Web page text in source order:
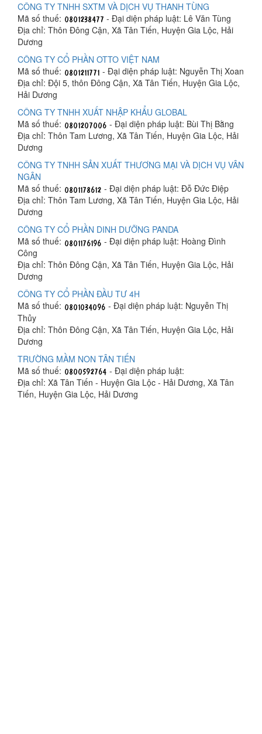
CÔNG TY TNHH SXTM VÀ DỊCH VỤ THANH TÙNG
Mã số thuế:
- Đại diện pháp luật: Lê Văn Tùng
Địa chỉ: Thôn Đông Cận, Xã Tân Tiến, Huyện Gia Lộc, Hải
Dương
CÔNG TY CỔ PHẦN OTTO VIỆT NAM
Mã số thuế:
- Đại diện pháp luật: Nguyễn Thị Xoan
Địa chỉ: Đội 5, thôn Đông Cận, Xã Tân Tiến, Huyện Gia Lộc,
Hải Dương
CÔNG TY TNHH XUẤT NHẬP KHẨU GLOBAL
Mã số thuế:
- Đại diện pháp luật: Bùi Thị Bằng
Địa chỉ: Thôn Tam Lương, Xã Tân Tiến, Huyện Gia Lộc, Hải
Dương
CÔNG TY TNHH SẢN XUẤT THƯƠNG MẠI VÀ DỊCH VỤ VÂN
NGÂN
Mã số thuế:
- Đại diện pháp luật: Đỗ Đức Điệp
Địa chỉ: Thôn Tam Lương, Xã Tân Tiến, Huyện Gia Lộc, Hải
Dương
CÔNG TY CỔ PHẦN DINH DƯỠNG PANDA
Mã số thuế:
- Đại diện pháp luật: Hoàng Đình
Công
Địa chỉ: Thôn Đông Cận, Xã Tân Tiến, Huyện Gia Lộc, Hải
Dương
CÔNG TY CỔ PHẦN ĐẦU TƯ 4H
Mã số thuế:
- Đại diện pháp luật: Nguyễn Thị
Thủy
Địa chỉ: Thôn Đông Cận, Xã Tân Tiến, Huyện Gia Lộc, Hải
Dương
TRƯỜNG MẦM NON TÂN TIẾN
Mã số thuế:
- Đại diện pháp luật:
Địa chỉ: Xã Tân Tiến - Huyện Gia Lộc - Hải Dương, Xã Tân
Tiến, Huyện Gia Lộc, Hải Dương